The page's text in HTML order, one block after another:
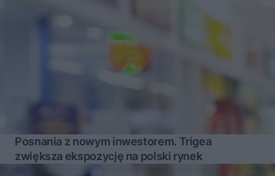
Posnania z nowym inwestorem. Trigea
zwiększa ekspozycję na polski rynek